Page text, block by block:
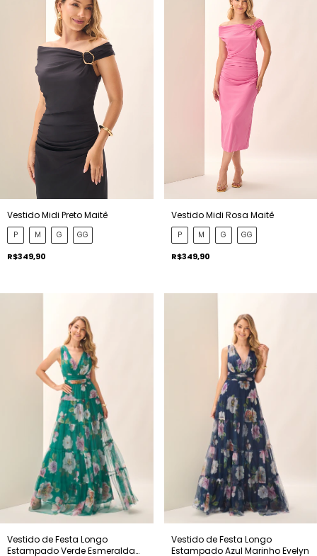
Vestido Midi Preto Maitê
P M G GG
R$349,90
Vestido Midi Rosa Maitê
P M G GG
R$349,90
Vestido de Festa Longo
Estampado Verde Esmeralda
Vestido de Festa Longo
Estampado Azul Marinho Evelyn